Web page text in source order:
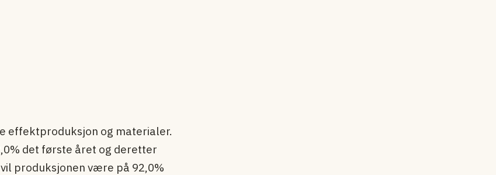
effektproduksjon og materialer.
det første året og deretter
produksjonen være på 92,0%